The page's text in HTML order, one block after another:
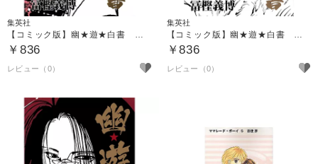
集英社
【コミック版】幽★遊★白書 ５
￥836
集英社
【コミック版】幽★遊★白書 ６
￥836